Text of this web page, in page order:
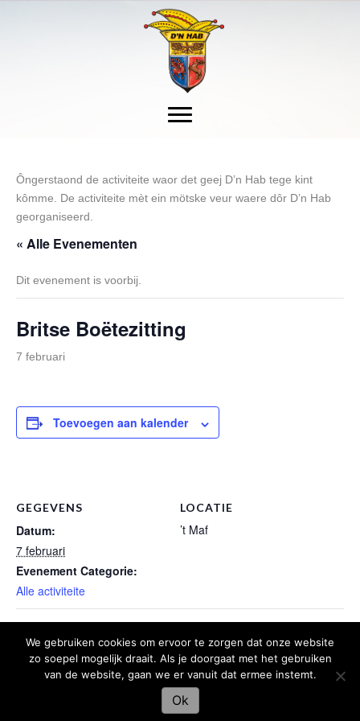
Ôngerstaond de activiteite waor det geej D’n Hab tege kint
kômme. De activiteite mèt ein mötske veur waere dôr D’n Hab
georganiseerd.
« Alle Evenementen
Dit evenement is voorbij.
Britse Boëtezitting
7 februari
Toevoegen aan kalender
GEGEVENS
Datum:
7 februari
Evenement Categorie:
Alle activiteite
LOCATIE
’t Maf
Hosting en webdesign door
We gebruiken cookies om ervoor te zorgen dat onze website
zo soepel mogelijk draait. Als je doorgaat met het gebruiken
van de website, gaan we er vanuit dat ermee instemt.
Ok